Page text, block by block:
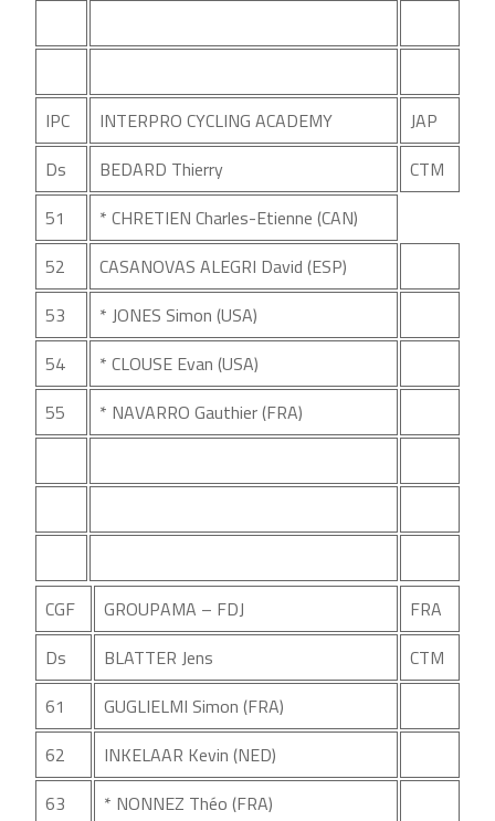
IPC INTERPRO CYCLING ACADEMY
JAP
Ds
BEDARD Thierry
CTM
51
* CHRETIEN Charles-Etienne (CAN)
52
CASANOVAS ALEGRI David (ESP)
53
* JONES Simon (USA)
54
* CLOUSE Evan (USA)
55
* NAVARRO Gauthier (FRA)
CGF GROUPAMA – FDJ
FRA
Ds
BLATTER Jens
CTM
61
GUGLIELMI Simon (FRA)
62
INKELAAR Kevin (NED)
63
* NONNEZ Théo (FRA)